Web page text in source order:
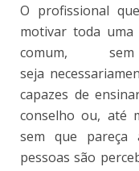
O profissional
motivar toda
comum,
seja
capazes de
conselho ou, até
sem que pareça
pessoas são